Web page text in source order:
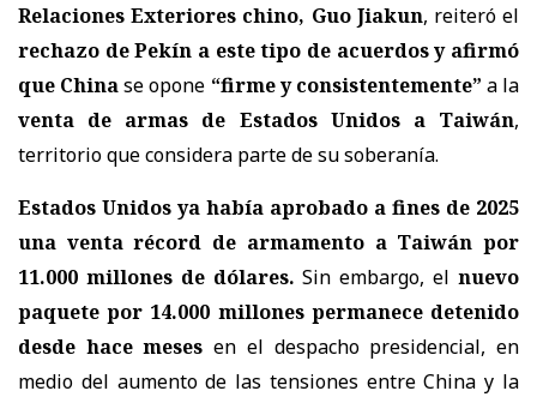
Relaciones Exteriores chino, Guo Jiakun, reiteró el
rechazo de Pekín a este tipo de acuerdos y afirmó
que Chinase opone “firme y consistentemente” a la
venta de armas de Estados Unidos a Taiwán,
territorio que considera parte de su soberanía.
Estados Unidos ya había aprobado a fines de 2025
una venta récord de armamento a Taiwán por
11.000 millones de dólares. Sin embargo, elnuevo
paquete por 14.000 millones permanece detenido
desde hace meses en el despacho presidencial, en
medio del aumento de las tensiones entre China y la